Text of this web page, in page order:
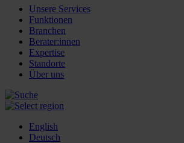
Unsere Services
Funktionen
Branchen
Berater:innen
Expertise
Standorte
Über uns
English
Deutsch